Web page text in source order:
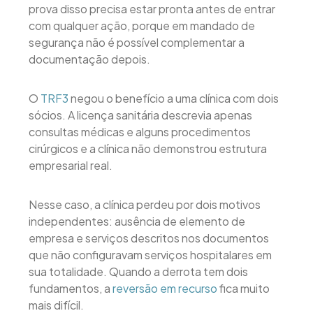
prova disso precisa estar pronta antes de entrar
com qualquer ação, porque em mandado de
segurança não é possível complementar a
documentação depois.
O TRF3negou o benefício a uma clínica com dois
sócios. A licença sanitária descrevia apenas
consultas médicas e alguns procedimentos
cirúrgicos e a clínica não demonstrou estrutura
empresarial real.
Nesse caso, a clínica perdeu por dois motivos
independentes: ausência de elemento de
empresa e serviços descritos nos documentos
que não configuravam serviços hospitalares em
sua totalidade. Quando a derrota tem dois
fundamentos, areversão em recursofica muito
mais difícil.